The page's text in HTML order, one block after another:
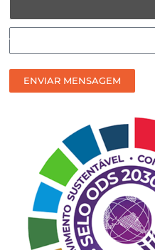
Como
prefere
receber
nosso
ENVIAR MENSAGEM